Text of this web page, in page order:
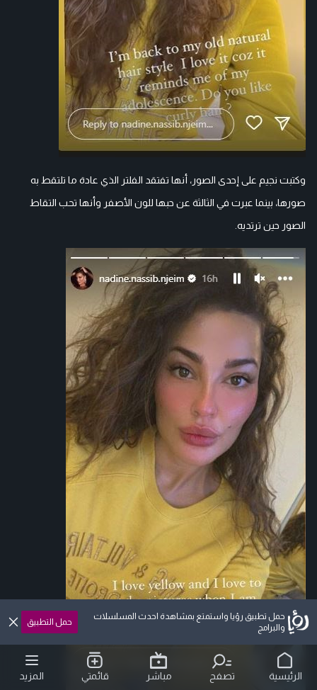
وكتبت نجيم على إحدى الصور، أنها تفتقد الفلتر الذي عادة ما تلتقط به
صورها، بينما عبرت في الثالثة عن حبها للون الأصفر وأنها تحب التقاط
الصور حين ترتديه.
حمل تطبيق رؤيا واستمتع بمشاهدة احدث المسلسلات
والبرامج
حمل التطبيق
الرئيسية تصفح مباشر قائمتي المزيد